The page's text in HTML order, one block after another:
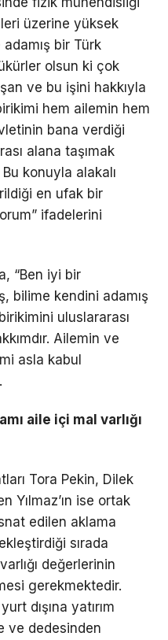
üzerine yüksek
bir Türk
olsun ki çok
ve bu işini hakkıyla
hem ailemin hem
bana verdiği
alana taşımak
konuyla alakalı
en ufak bir
ifadelerini
“Ben iyi bir
bilime kendini adamış
uluslararası
Ailemin ve
asla kabul
aile içi mal varlığı
Tora Pekin, Dilek
Yılmaz’ın ise ortak
edilen aklama
sırada
değerlerinin
gerekmektedir.
dışına yatırım
ve dedesinden